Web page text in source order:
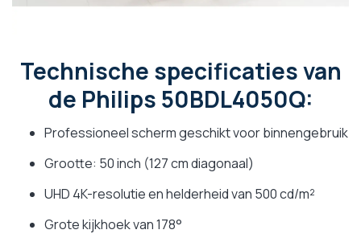
Technische specificaties van
de Philips 50BDL4050Q:
Professioneel scherm geschikt voor binnengebruik
Grootte: 50 inch (127 cm diagonaal)
UHD 4K-resolutie en helderheid van 500 cd/m²
Grote kijkhoek van 178°